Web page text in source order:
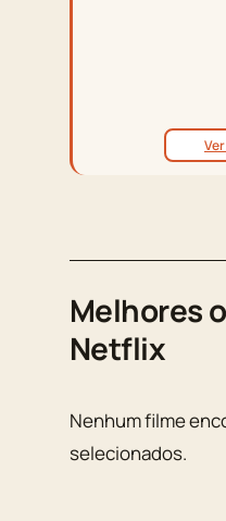
Melhores
Netflix
Nenhum filme
selecionados.